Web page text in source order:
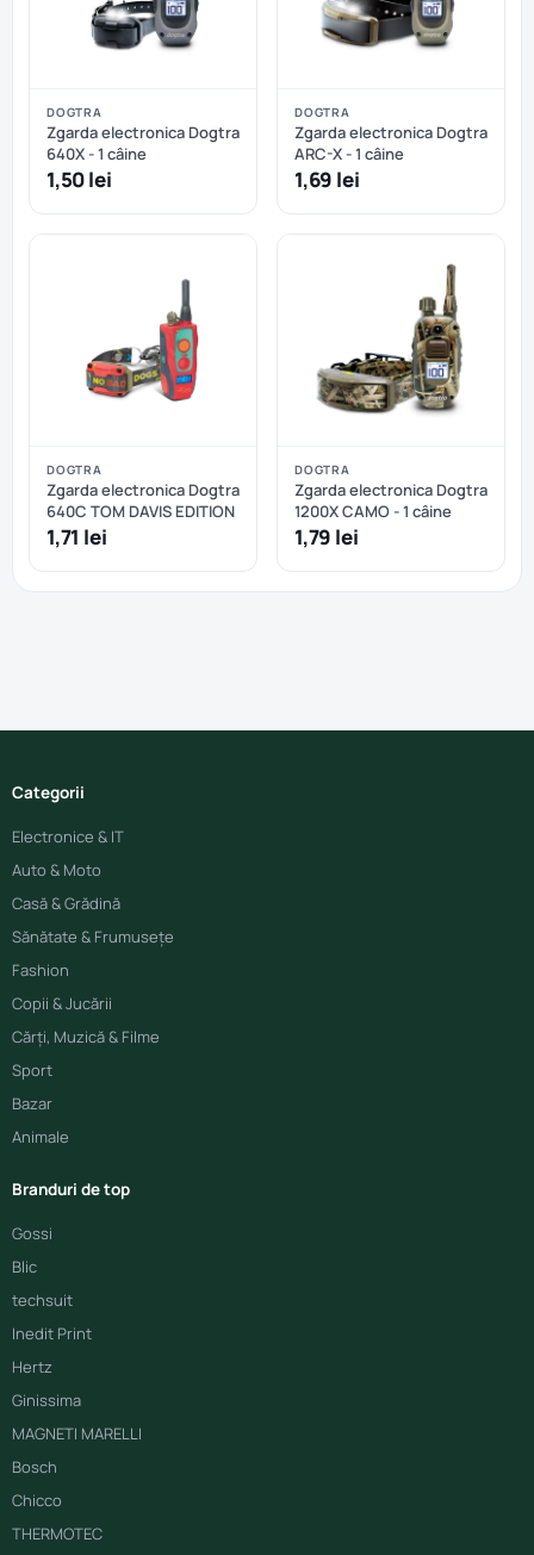
DOGTRA
Zgarda electronica Dogtra
640X - 1 câine
1,50 lei
DOGTRA
Zgarda electronica Dogtra
ARC-X - 1 câine
1,69 lei
DOGTRA
Zgarda electronica Dogtra
640C TOM DAVIS EDITION
1,71 lei
DOGTRA
Zgarda electronica Dogtra
1200X CAMO - 1 câine
1,79 lei
Categorii
Electronice & IT
Auto & Moto
Casă & Grădină
Sănătate & Frumusețe
Fashion
Copii & Jucării
Cărți, Muzică & Filme
Sport
Bazar
Animale
Branduri de top
Gossi
Blic
techsuit
Inedit Print
Hertz
Ginissima
MAGNETI MARELLI
Bosch
Chicco
THERMOTEC